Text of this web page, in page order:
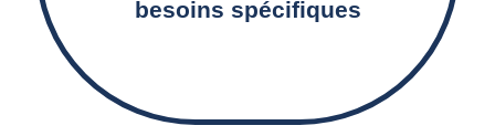
besoins spécifiques